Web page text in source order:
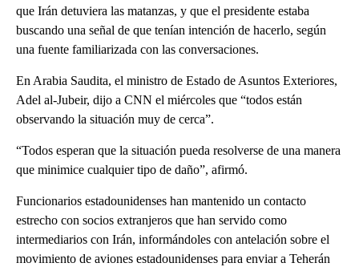
que Irán detuviera las matanzas, y que el presidente estaba
buscando una señal de que tenían intención de hacerlo, según
una fuente familiarizada con las conversaciones.
En Arabia Saudita, el ministro de Estado de Asuntos Exteriores,
Adel al-Jubeir, dijo a CNN el miércoles que “todos están
observando la situación muy de cerca”.
“Todos esperan que la situación pueda resolverse de una manera
que minimice cualquier tipo de daño”, afirmó.
Funcionarios estadounidenses han mantenido un contacto
estrecho con socios extranjeros que han servido como
intermediarios con Irán, informándoles con antelación sobre el
movimiento de aviones estadounidenses para enviar a Teherán